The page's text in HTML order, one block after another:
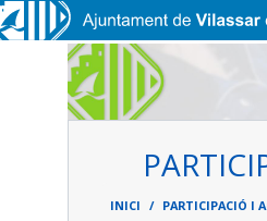
Vés al contingut
Fil
INICI PARTICIPACIÓ I